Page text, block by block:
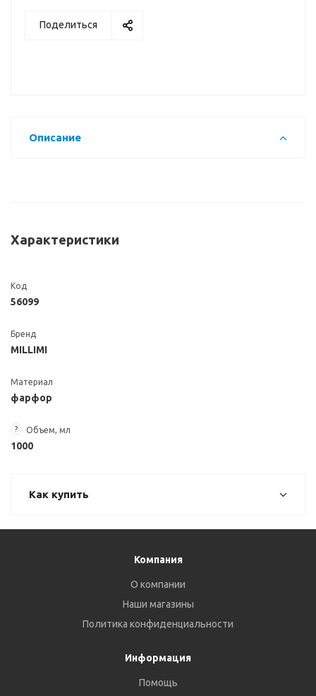
Поделиться
Описание
Характеристики
Код
56099
Бренд
MILLIMI
Материал
фарфор
? Объем, мл
1000
Как купить
Компания
О компании
Наши магазины
Политика конфиденциальности
Информация
Помощь